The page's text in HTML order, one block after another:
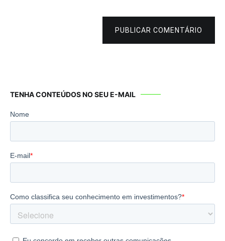
PUBLICAR COMENTÁRIO
TENHA CONTEÚDOS NO SEU E-MAIL